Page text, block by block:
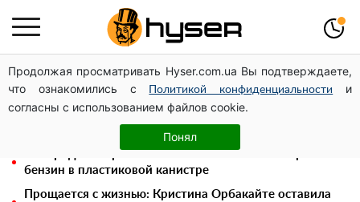
Продолжая просматривать Hyser.com.ua Вы подтверждаете,
что ознакомились с
Политикой конфиденциальности
и
согласны с использованием файлов cookie.
Понял
Голая Елена Тополя в интересных позах заставила
отвисать челюсти: слив видео – было только началом
Полностью голая Анна Тринчер блеснула
"прелестями": таких размеров вы еще не видели
бензин в пластиковой канистре
Прощается с жизнью: Кристина Орбакайте оставила